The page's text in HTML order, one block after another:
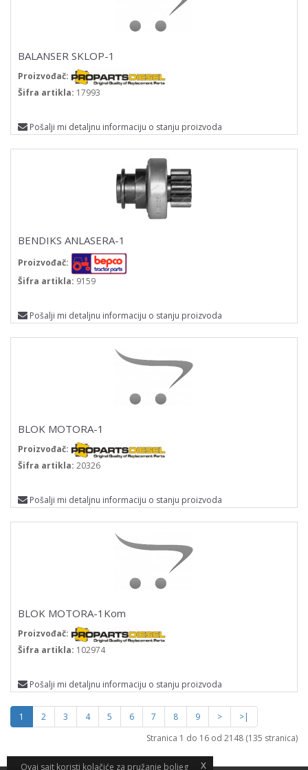
Ovaj sajt koristi kolačiće za pružanje boljeg x
BALANSER SKLOP-1
Proizvođač:
Šifra artikla: 17993
Pošalji mi detaljnu informaciju o stanju proizvoda
BENDIKS ANLASERA-1
Proizvođač:
Šifra artikla: 9159
Pošalji mi detaljnu informaciju o stanju proizvoda
BLOK MOTORA-1
Proizvođač:
Šifra artikla: 20326
Pošalji mi detaljnu informaciju o stanju proizvoda
BLOK MOTORA-1Kom
Proizvođač:
Šifra artikla: 102974
Pošalji mi detaljnu informaciju o stanju proizvoda
1 2 3 4 5 6 7 8 9 >
>|
Stranica 1 do 16 od 2148 (135 stranica)
Ovaj sajt koristi kolačiće za pružanje boljeg x